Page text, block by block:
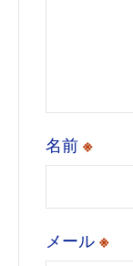
名前※
メール※